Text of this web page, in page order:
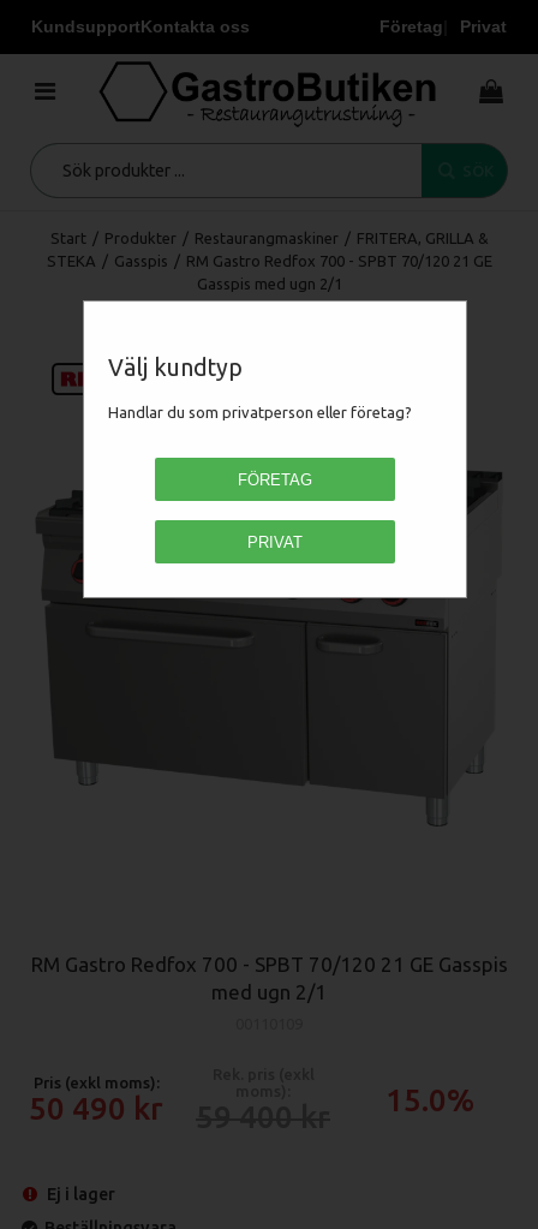
KundsupportKontakta oss Företag Privat
Välj kundtyp
Handlar du som privatperson eller företag?
FÖRETAG
PRIVAT
Start / Produkter / Restaurangmaskiner / FRITERA, GRILLA &
STEKA / Gasspis / RM Gastro Redfox 700 - SPBT 70/120 21 GE
Gasspis med ugn 2/1
RM Gastro Redfox 700 - SPBT 70/120 21 GE Gasspis
med ugn 2/1
Pris (exkl moms):
50 490 15.0%
Ej i lager